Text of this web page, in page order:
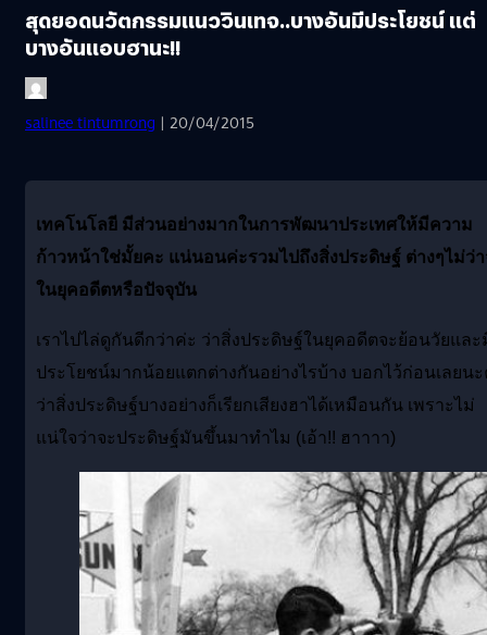
สุดยอดนวัตกรรมแนววินเทจ..บางอันมีประโยชน์ แต่
บางอันแอบฮานะ!!
salinee tintumrong | 20/04/2015
เทคโนโลยี มีส่วนอย่างมากในการพัฒนาประเทศให้มีความ
ก้าวหน้าใช่มั้ยคะ แน่นอนค่ะรวมไปถึงสิ่งประดิษฐ์ ต่างๆไม่ว่า
ในยุคอดีตหรือปัจจุบัน
เราไปไล่ดูกันดีกว่าค่ะ ว่าสิ่งประดิษฐ์ในยุคอดีตจะย้อนวัยและ
ประโยชน์มากน้อยแตกต่างกันอย่างไรบ้าง บอกไว้ก่อนเลยน
ว่าสิ่งประดิษฐ์บางอย่างก็เรียกเสียงฮาได้เหมือนกัน เพราะไม่
แน่ใจว่าจะประดิษฐ์มันขึ้นมาทำไม (เอ้า!! ฮาาาา)